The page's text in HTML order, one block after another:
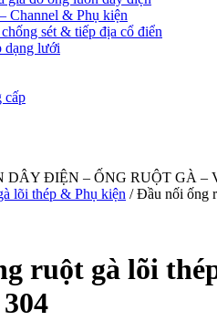
Channel & Phụ kiện
sét & tiếp địa cổ điển
dạng lưới
cấp
lõi thép & Phụ kiện / Đầu nối ống
ruột gà lõi